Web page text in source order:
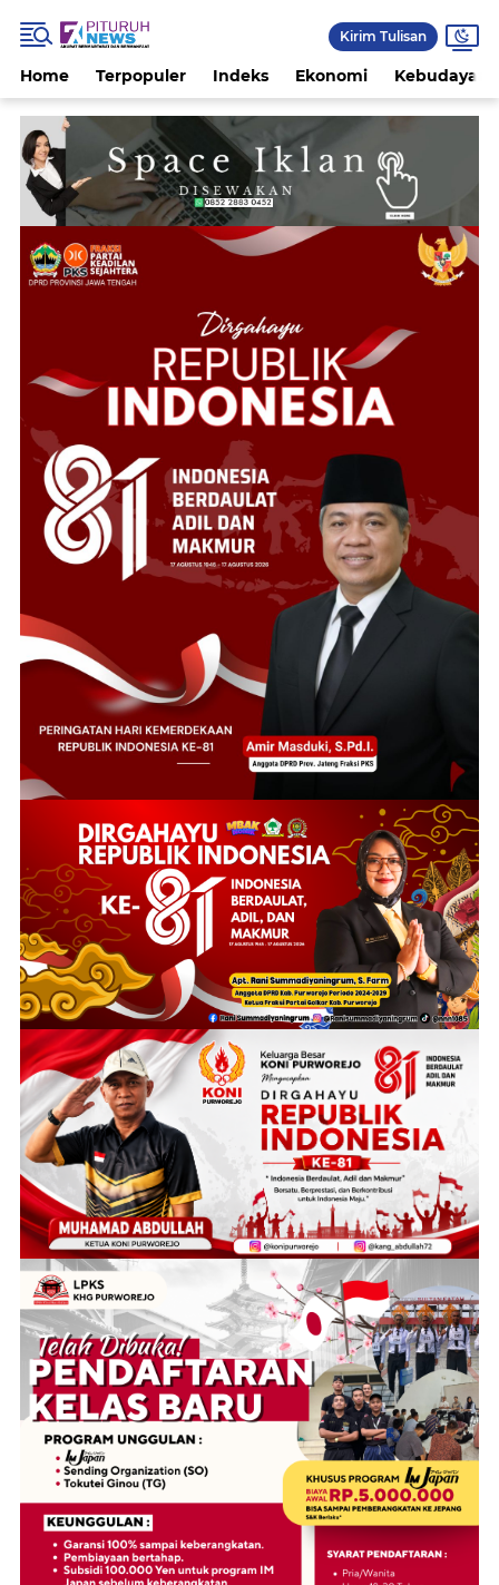
Kirim Tulisan
Home Terpopuler Indeks Ekonomi Kebudayaan